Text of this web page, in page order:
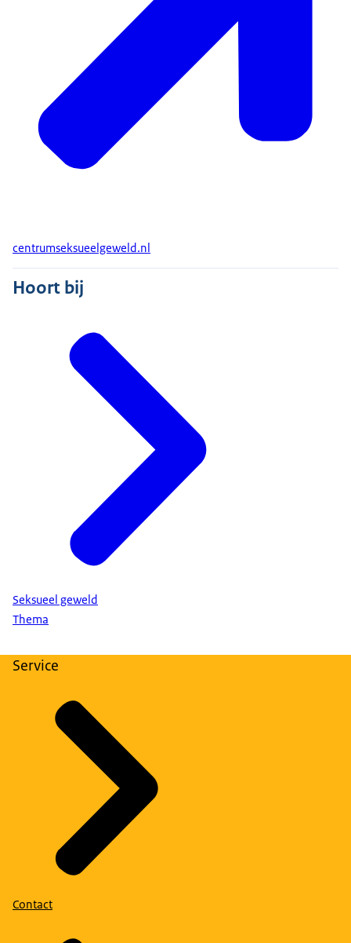
centrumseksueelgeweld.nl
Hoort bij
Seksueel geweld
Thema
Service
Contact